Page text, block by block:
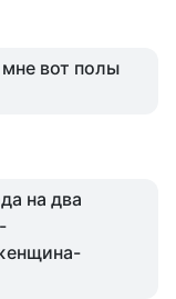
мне вот полы
на два